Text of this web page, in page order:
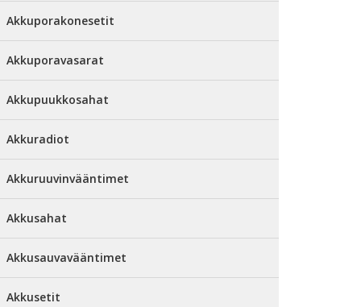
Akkuporakonesetit
Akkuporavasarat
Akkupuukkosahat
Akkuradiot
Akkuruuvinvääntimet
Akkusahat
Akkusauvavääntimet
Akkusetit